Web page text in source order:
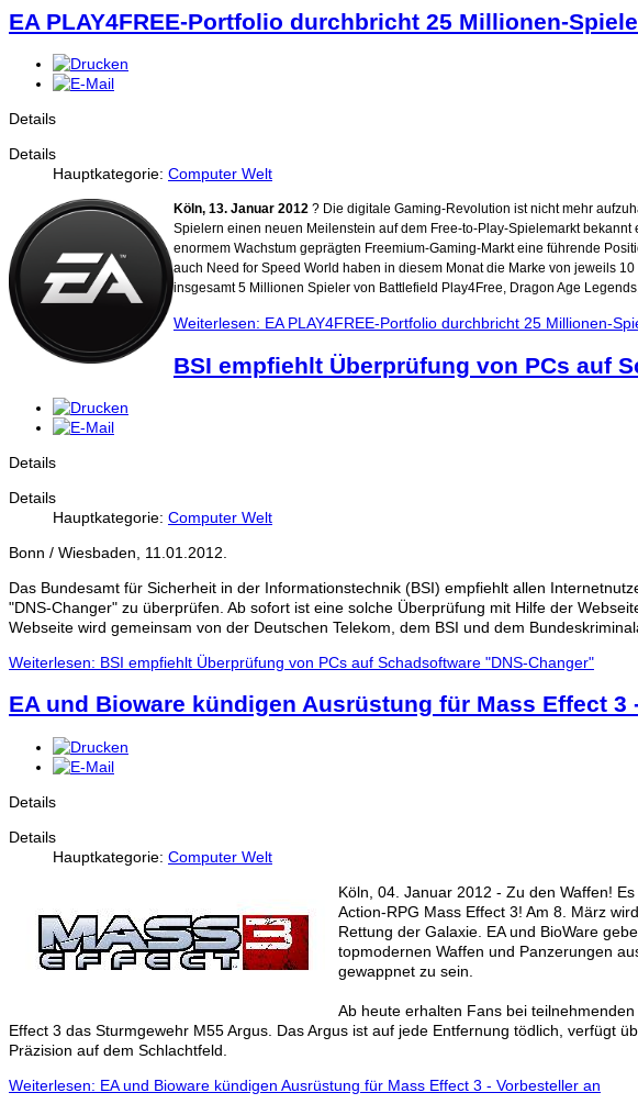
EA PLAY4FREE-Portfolio durchbricht 25 Millionen-
Details
Details
Hauptkategorie: Computer Welt
Köln, 13. Januar 2012 ? Die digitale Gaming-Revolution ist nicht mehr
Spielern einen neuen Meilenstein auf dem Free-to-Play-Spielemarkt
enormem Wachstum geprägten Freemium-Gaming-Markt eine führende
auch Need for Speed World haben in diesem Monat die Marke von jeweils
insgesamt 5 Millionen Spieler von Battlefield Play4Free, Dragon Age
Weiterlesen: EA PLAY4FREE-Portfolio durchbricht 25 Millionen-
BSI empfiehlt Überprüfung von PCs auf
Details
Details
Hauptkategorie: Computer Welt
Bonn / Wiesbaden, 11.01.2012.
Das Bundesamt für Sicherheit in der Informationstechnik (BSI) empfiehlt allen
"DNS-Changer" zu überprüfen. Ab sofort ist eine solche Überprüfung mit Hilfe der Web
Webseite wird gemeinsam von der Deutschen Telekom, dem BSI und dem
Weiterlesen: BSI empfiehlt Überprüfung von PCs auf Schadsoftware "DNS-Changer"
EA und Bioware kündigen Ausrüstung für Mass Effect 3
Details
Details
Hauptkategorie: Computer Welt
Köln, 04. Januar 2012 - Zu den Waffen!
Action-RPG Mass Effect 3! Am 8. März
Rettung der Galaxie. EA und BioWare
topmodernen Waffen und Panzerungen
gewappnet zu sein.
Ab heute erhalten Fans bei
Effect 3 das Sturmgewehr M55 Argus. Das Argus ist auf jede Entfernung tödlich, verfügt
Präzision auf dem Schlachtfeld.
Weiterlesen: EA und Bioware kündigen Ausrüstung für Mass Effect 3 - Vorbesteller an